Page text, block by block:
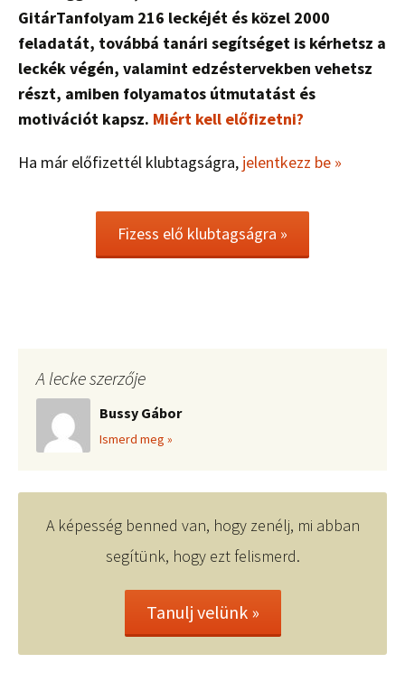
GitárTanfolyam 216 leckéjét és közel 2000
feladatát, továbbá tanári segítséget is kérhetsz a
leckék végén, valamint edzéstervekben vehetsz
részt, amiben folyamatos útmutatást és
motivációt kapsz. Miért kell előfizetni?
Ha már előfizettél klubtagságra, jelentkezz be »
Fizess elő klubtagságra »
A lecke szerzője
Bussy Gábor
Ismerd meg »
A képesség benned van, hogy zenélj, mi abban
segítünk, hogy ezt felismerd.
Tanulj velünk »